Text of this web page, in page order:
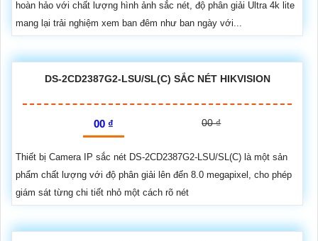
hoàn hảo với chất lượng hình ảnh sắc nét, độ phân giải Ultra 4k lite
mang lại trải nghiệm xem ban đêm như ban ngày với...
DS-2CD2387G2-LSU/SL(C) SẮC NÉT HIKVISION
00 ₫ 00 ₫
Thiết bị Camera IP sắc nét DS-2CD2387G2-LSU/SL(C) là một sản
phẩm chất lượng với độ phân giải lên đến 8.0 megapixel, cho phép
giám sát từng chi tiết nhỏ một cách rõ nét